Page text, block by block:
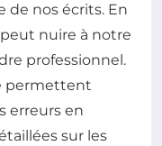
de nos écrits. En
nuire à notre
professionnel.
permettent
erreurs en
sur les